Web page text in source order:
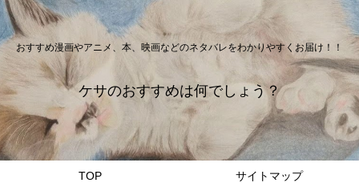
おすすめ漫画やアニメ、本、映画などのネタバレをわかりやすくお届け！！
ケサのおすすめは何でしょう？
TOP サイトマップ